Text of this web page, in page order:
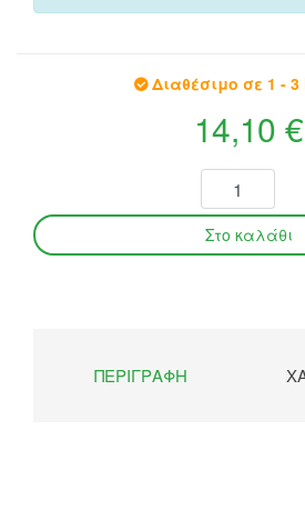
Διαθέσιμο σε 1 -
14,10 €
ΠΕΡΙΓΡΑΦΉ